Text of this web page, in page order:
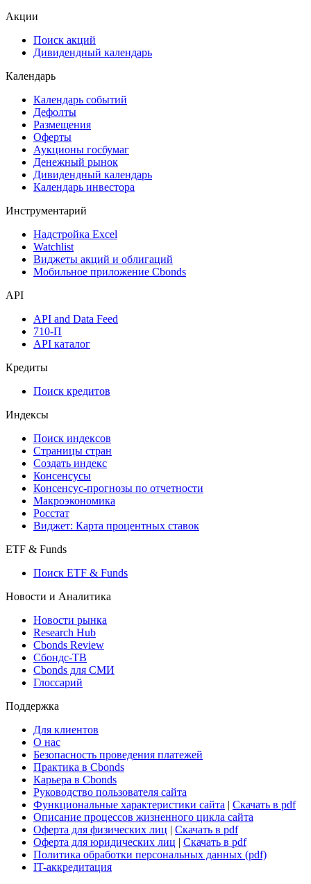
Акции
Поиск акций
Дивидендный календарь
Календарь
Календарь событий
Дефолты
Размещения
Оферты
Аукционы госбумаг
Денежный рынок
Дивидендный календарь
Календарь инвестора
Инструментарий
Надстройка Excel
Watchlist
Виджеты акций и облигаций
Мобильное приложение Cbonds
API
API and Data Feed
710-П
API каталог
Кредиты
Поиск кредитов
Индексы
Поиск индексов
Страницы стран
Создать индекс
Консенсусы
Консенсус-прогнозы по отчетности
Макроэкономика
Росстат
Виджет: Карта процентных ставок
ETF & Funds
Поиск ETF & Funds
Новости и Аналитика
Новости рынка
Research Hub
Cbonds Review
Сбондс-ТВ
Cbonds для СМИ
Глоссарий
Поддержка
Для клиентов
О нас
Безопасность проведения платежей
Практика в Cbonds
Карьера в Cbonds
Руководство пользователя сайта
Функциональные характеристики сайта | Скачать в pdf
Описание процессов жизненного цикла сайта
Оферта для физических лиц | Скачать в pdf
Оферта для юридических лиц | Скачать в pdf
Политика обработки персональных данных (pdf)
IT-аккредитация